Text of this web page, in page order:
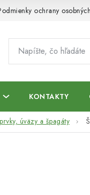
ochrany
KONTAKTY
úväzy a špagáty